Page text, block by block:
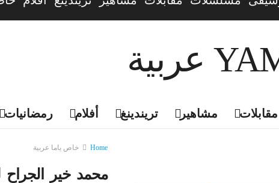
رمضانيات أفلام تريندينغ مشاهير مقابلات
Home خاص ياما عربية
محمد خير